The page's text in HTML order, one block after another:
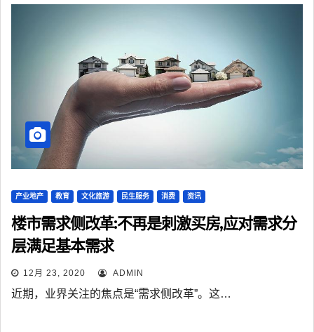
产业地产 教育 文化旅游 民生服务 消费 资讯
楼市需求侧改革:不再是刺激买房,应对需求分
层满足基本需求
12月 23, 2020 ADMIN
近期，业界关注的焦点是“需求侧改革”。这…